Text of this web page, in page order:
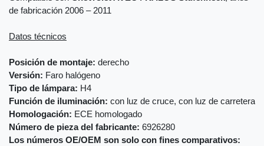
de fabricación 2006 – 2011
Datos técnicos
Posición de montaje: derecho
Versión: Faro halógeno
Tipo de lámpara: H4
Función de iluminación: con luz de cruce, con luz de carretera
Homologación: ECE homologado
Número de pieza del fabricante: 6926280
Los números OE/OEM son solo con fines comparativos: